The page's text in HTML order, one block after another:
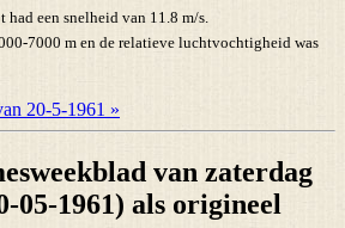
had een snelheid van 11.8 m/s.
7000 m en de relatieve luchtvochtigheid was
20-5-1961 »
van zaterdag
05-1961) als origineel